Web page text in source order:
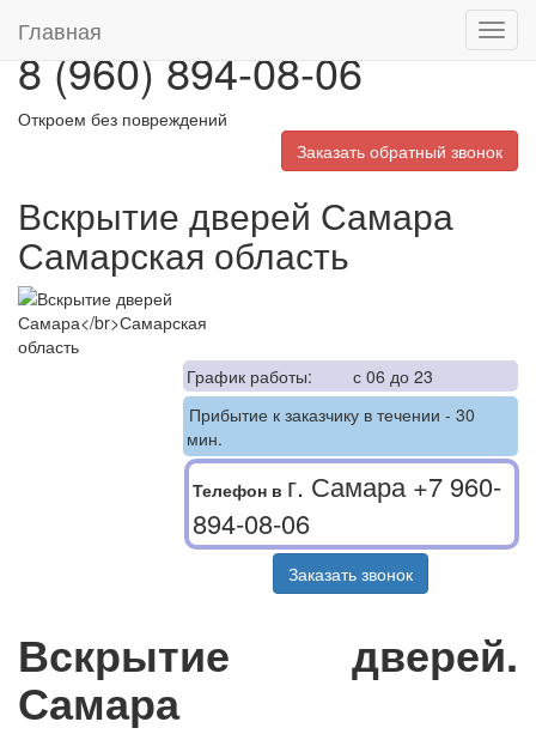
Главная
8 (960) 894-08-06
Откроем без повреждений
Заказать обратный звонок
Вскрытие дверей Самара
Самарская область
График работы:
с 06 до 23
Прибытие к заказчику в течении - 30
мин.
Телефон в г. Самара +7 960-
894-08-06
Заказать звонок
Вскрытие дверей.
Самара